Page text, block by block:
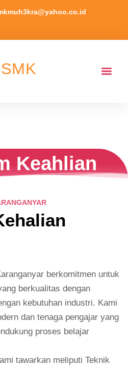
SMK
Keahlian
berkomitmen untuk
berkualitas dengan
kebutuhan industri. Kami
dan tenaga pengajar yang
proses belajar
tawarkan meliputi Teknik